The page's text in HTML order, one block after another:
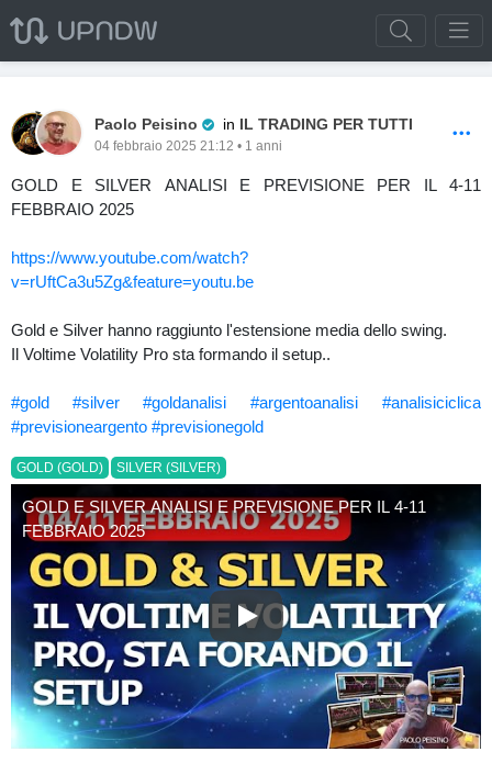
Paolo Peisino Pro Trader
in IL TRADING PER TUTTI
04 febbraio 2025 21:12 • 1 anni
GOLD E SILVER ANALISI E PREVISIONE PER IL 4-11
FEBBRAIO 2025
https://www.youtube.com/watch?
v=rUftCa3u5Zg&feature=youtu.be
Gold e Silver hanno raggiunto l'estensione media dello swing.
Il Voltime Volatility Pro sta formando il setup..
#gold #silver #goldanalisi #argentoanalisi
#analisiciclica
#previsioneargento #previsionegold
GOLD (GOLD) SILVER (SILVER)
GOLD E SILVER ANALISI E PREVISIONE PER IL 4-11
FEBBRAIO 2025
GOLD E SILVER ANALISI E